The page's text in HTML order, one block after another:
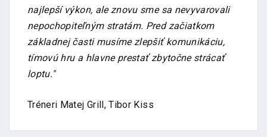
najlepší výkon, ale znovu sme sa nevyvarovali
nepochopiteľným stratám. Pred začiatkom
základnej časti musíme zlepšiť komunikáciu,
tímovú hru a hlavne prestať zbytočne strácať
loptu."
Tréneri Matej Grill, Tibor Kiss